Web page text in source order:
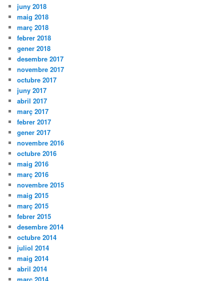
juny 2018
maig 2018
març 2018
febrer 2018
gener 2018
desembre 2017
novembre 2017
octubre 2017
juny 2017
abril 2017
març 2017
febrer 2017
gener 2017
novembre 2016
octubre 2016
maig 2016
març 2016
novembre 2015
maig 2015
març 2015
febrer 2015
desembre 2014
octubre 2014
juliol 2014
maig 2014
abril 2014